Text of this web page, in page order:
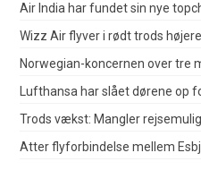
Air India har fundet sin nye
Wizz Air flyver i rødt trods
Norwegian-koncernen over tre
Lufthansa har slået dørene op
Trods vækst: Mangler
Atter flyforbindelse mellem